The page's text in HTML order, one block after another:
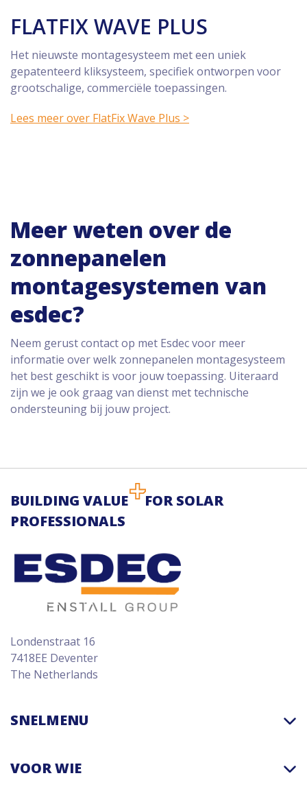
FLATFIX WAVE PLUS
Het nieuwste montagesysteem met een uniek
gepatenteerd kliksysteem, specifiek ontworpen voor
grootschalige, commerciële toepassingen.
Lees meer over FlatFix Wave Plus >
Meer weten over de
zonnepanelen
montagesystemen van
esdec?
Neem gerust contact op met Esdec voor meer
informatie over welk zonnepanelen montagesysteem
het best geschikt is voor jouw toepassing. Uiteraard
zijn we je ook graag van dienst met technische
ondersteuning bij jouw project.
BUILDING VALUE
FOR SOLAR
PROFESSIONALS
Londenstraat 16
7418EE Deventer
The Netherlands
SNELMENU
VOOR WIE